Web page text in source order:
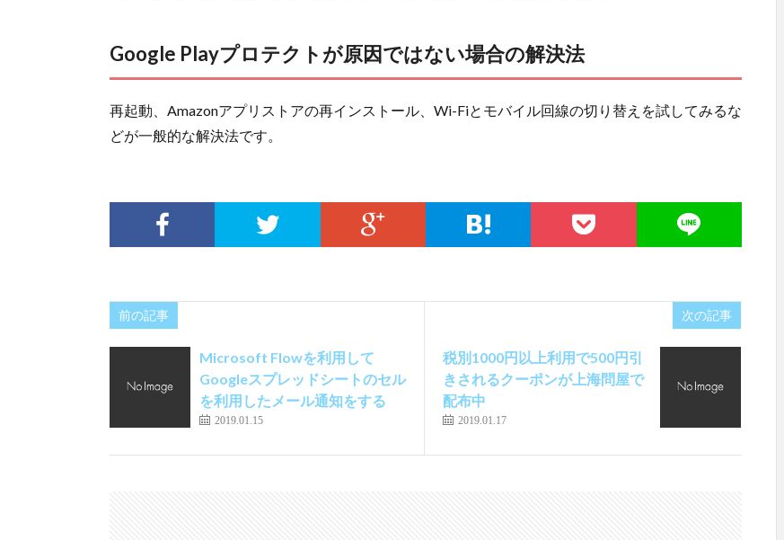
Google Playプロテクトが原因ではない場合の解決法
再起動、Amazonアプリストアの再インストール、Wi-Fiとモバイル回線の切り替えを試してみるな
どが一般的な解決法です。
前の記事
Microsoft Flowを利用して
Googleスプレッドシートのセル
を利用したメール通知をする
2019.01.15
次の記事
税別1000円以上利用で500円引
きされるクーポンが上海問屋で
配布中
2019.01.17